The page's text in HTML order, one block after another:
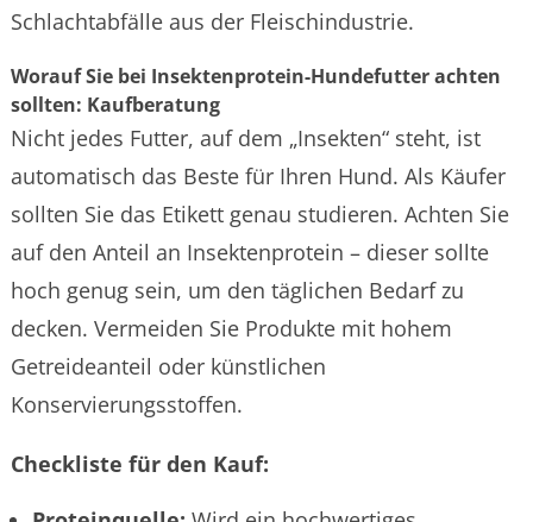
Schlachtabfälle aus der Fleischindustrie.
Worauf Sie bei Insektenprotein-Hundefutter achten
sollten: Kaufberatung
Nicht jedes Futter, auf dem „Insekten“ steht, ist
automatisch das Beste für Ihren Hund. Als Käufer
sollten Sie das Etikett genau studieren. Achten Sie
auf den Anteil an Insektenprotein – dieser sollte
hoch genug sein, um den täglichen Bedarf zu
decken. Vermeiden Sie Produkte mit hohem
Getreideanteil oder künstlichen
Konservierungsstoffen.
Checkliste für den Kauf: